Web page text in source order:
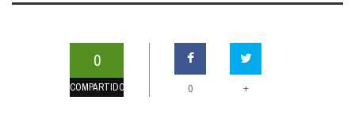
0
COMPARTIDOS 0